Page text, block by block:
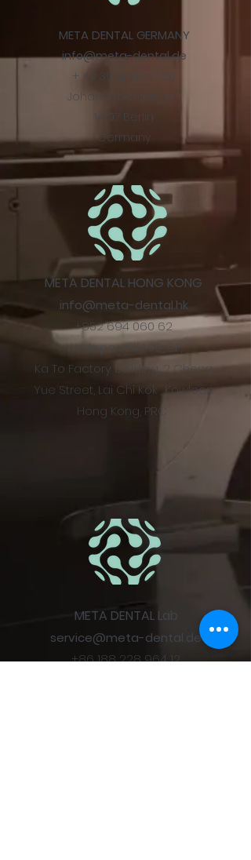
META DENTAL GERMANY
info@meta-dental.de
+ 49 30 31 80 67 60
Johannisberger Str. 1
14197 Berlin
Germany
META DENTAL HONG KONG
info@meta-dental.hk
+852 694 060 62
Workspace#A09, 9F,
Ka To Factory Building, 2 Cheng
Yue Street, Lai Chi Kok , Kowloon
Hong Kong, PRC
META DENTAL Lab
service@meta-dental.de
+86 188 228 964 12